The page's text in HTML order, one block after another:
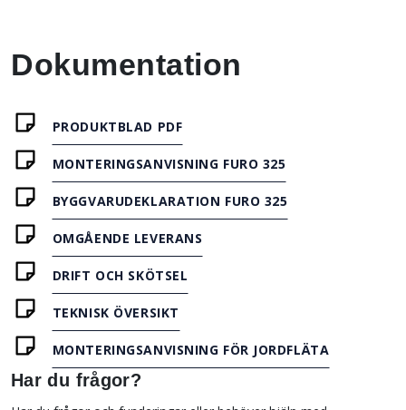
Dokumentation
PRODUKTBLAD PDF
MONTERINGSANVISNING FURO 325
BYGGVARUDEKLARATION FURO 325
OMGÅENDE LEVERANS
DRIFT OCH SKÖTSEL
TEKNISK ÖVERSIKT
MONTERINGSANVISNING FÖR JORDFLÄTA
Har du frågor?